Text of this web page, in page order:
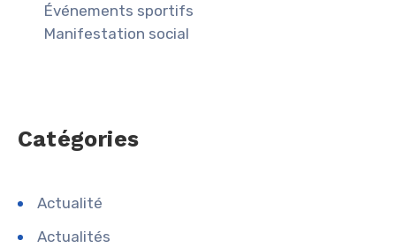
Événements sportifs
Manifestation social
Catégories
Actualité
Actualités